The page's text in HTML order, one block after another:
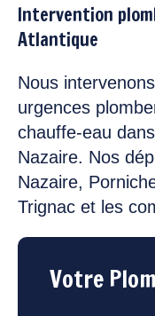
Intervention
Atlantique
Nous
urgences
chauffe-eau
Nazaire. Nos
Nazaire,
Trignac et les
Votre